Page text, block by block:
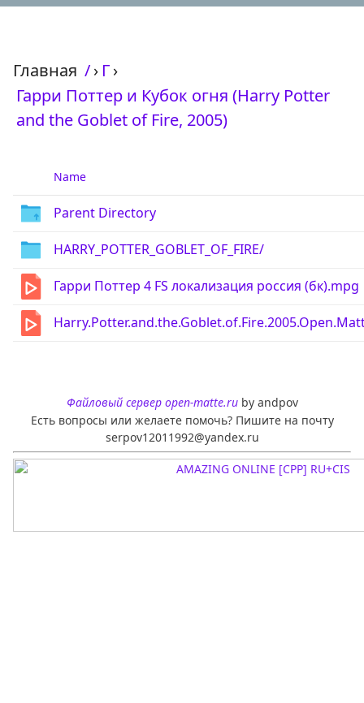
Главная /› Г›
Гарри Поттер и Кубок огня (Harry Potter
and the Goblet of Fire, 2005)
Name
Parent Directory
HARRY_POTTER_GOBLET_OF_FIRE/
Гарри Поттер 4 FS локализация россия (бк).mpg
Файловый сервер open-matte.ruby andpov
Есть вопросы или желаете помочь? Пишите на почту
serpov12011992@yandex.ru